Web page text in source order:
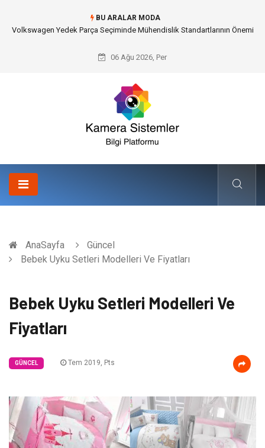
BU ARALAR MODA
Düğün Fotoğrafçısı Seçimiyle Geleceğe Nasıl Bir Miras Bırakacaksınız?
06 Ağu 2026, Per
AnaSayfa
Güncel
Bebek Uyku Setleri Modelleri Ve Fiyatları
Bebek Uyku Setleri Modelleri Ve
Fiyatları
GÜNCEL Tem 2019, Pts